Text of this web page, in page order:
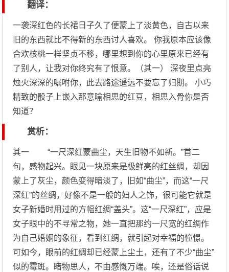
翻译：
一袭深红色的长裙日子久了便蒙上了淡黄色，自古以来
旧的东西就比不得新的东西讨人喜欢。 你我原本应该像
合欢核桃一样坚贞不移，哪里想到你的心里原来已经有
了别人，让我对你终究有了恨意。（其一） 深夜里点亮
烛火深深的嘱咐你，此去路途遥远不要忘了归期。 小巧
精致的骰子上嵌入那意喻相思的红豆，相思入骨你是否
知道？
赏析：
其一 “一尺深红蒙曲尘，天生旧物不如新。”首二
句，感物起兴。眼见一块原来是极鲜亮的红丝绸，却因
蒙上了灰尘，颜色变得暗淡了，旧如“曲尘”，而这“一尺
深红”的丝绸，好像不是一般的妇人之饰，很可能它就是
女子新婚时用过的方幅红绸“盖头”。这“一尺深红”，应是
女子眼中的不寻常之物，她一直把那约一尺宽的红绸作
为自己婚姻的象征，看到红绸，就引起对幸福的憧憬。
可如今，眼前的红绸却已经蒙上尘土，还有了不少“曲尘”
似的霉斑。睹物思人，不由感慨万端。唉，还是俗话说